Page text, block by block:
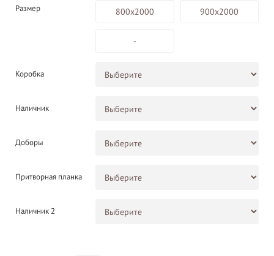
Размер 800х2000 900х2000
-
Коробка
Наличник
Доборы
Притворная планка
Наличник 2